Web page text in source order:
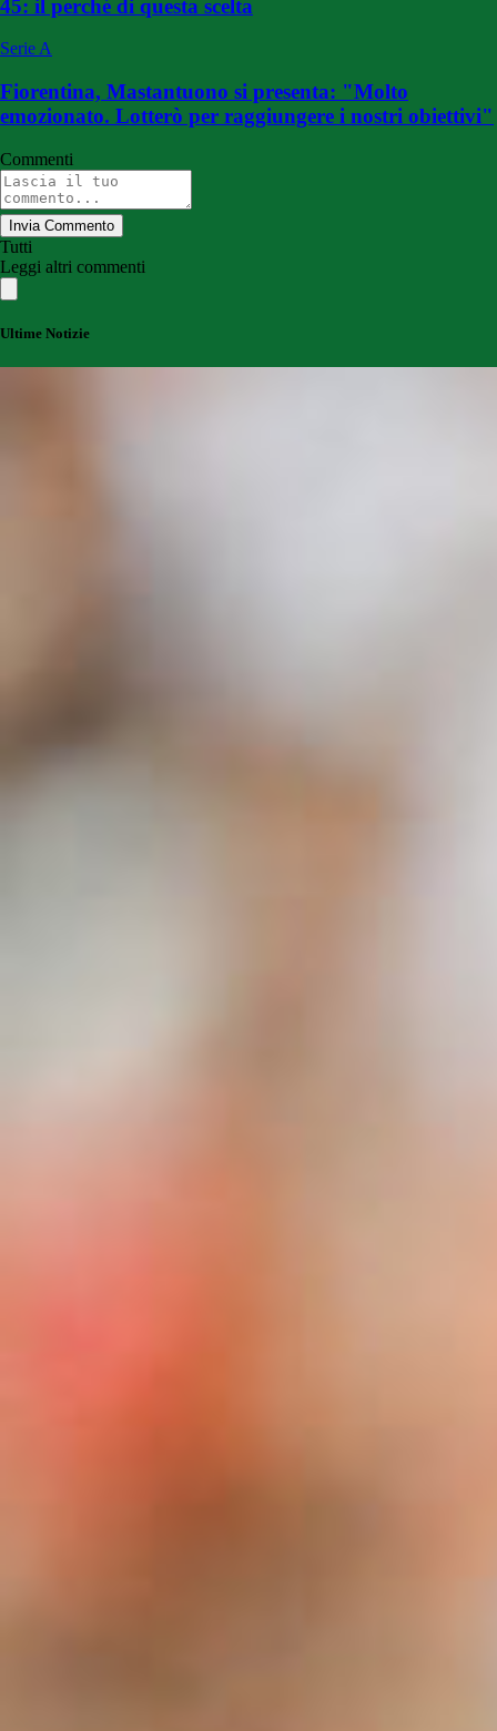
45: il perché di questa scelta
Serie A
Fiorentina, Mastantuono si presenta: "Molto
emozionato. Lotterò per raggiungere i nostri obiettivi"
Commenti
Invia Commento
Tutti
Leggi altri commenti
Ultime Notizie